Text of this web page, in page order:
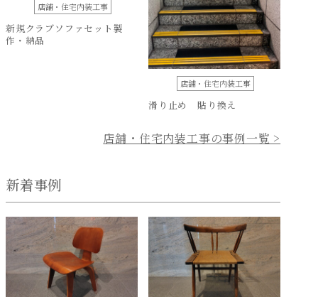
店舗・住宅内装工事
新規クラブソファセット製
作・納品
店舗・住宅内装工事
滑り止め 貼り換え
店舗・住宅内装工事の事例一覧 >
新着事例